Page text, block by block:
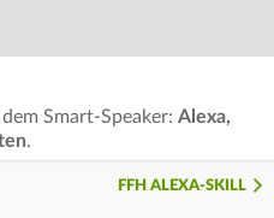
Smart-Speaker: Alexa,
.
FFH ALEXA-SKILL